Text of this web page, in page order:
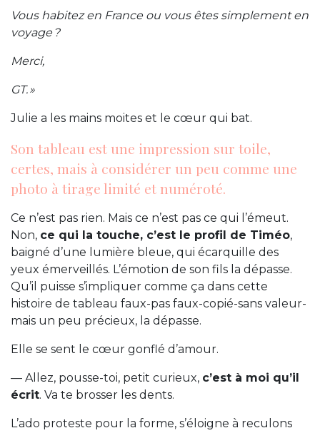
Vous habitez en France ou vous êtes simplement en
voyage ?
Merci,
GT. »
Julie a les mains moites et le cœur qui bat.
Son tableau est une impression sur toile,
certes, mais à considérer un peu comme une
photo à tirage limité et numéroté.
Ce n’est pas rien. Mais ce n’est pas ce qui l’émeut.
Non, ce qui la touche, c’est le profil de Timéo,
baigné d’une lumière bleue, qui écarquille des
yeux émerveillés. L’émotion de son fils la dépasse.
Qu’il puisse s’impliquer comme ça dans cette
histoire de tableau faux-pas faux-copié-sans valeur-
mais un peu précieux, la dépasse.
Elle se sent le cœur gonflé d’amour.
— Allez, pousse-toi, petit curieux, c’est à moi qu’il
écrit. Va te brosser les dents.
L’ado proteste pour la forme, s’éloigne à reculons